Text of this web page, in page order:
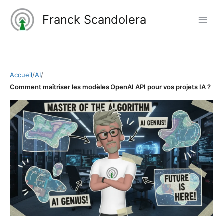
contenu
Franck Scandolera
Accueil/AI/
Comment maîtriser les modèles OpenAI API pour vos projets IA ?